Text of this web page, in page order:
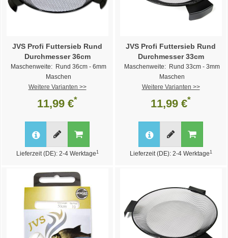
JVS Profi Futtersieb Rund
Durchmesser 36cm
Maschenweite: Rund 36cm - 6mm
Maschen
Weitere Varianten >>
11,99 €*
Lieferzeit (DE): 2-4 Werktage 1
JVS Profi Futtersieb Rund
Durchmesser 33cm
Maschenweite: Rund 33cm - 3mm
Maschen
Weitere Varianten >>
11,99 €*
Lieferzeit (DE): 2-4 Werktage 1